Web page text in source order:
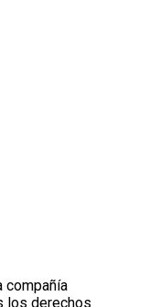
compañía
los derechos